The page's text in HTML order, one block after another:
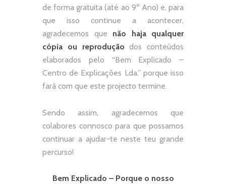
de forma gratuita (até ao 9º Ano) e, para
que isso continue a acontecer,
agradecemos que não
haja qualquer
cópia ou reprodução dos conteúdos
elaborados pelo “Bem Explicado –
Centro de Explicações Lda.” porque isso
fará com que este projecto termine.
Sendo assim, agradecemos que
colabores connosco para que possamos
continuar a ajudar-te neste teu grande
percurso!
Bem Explicado – Porque o nosso